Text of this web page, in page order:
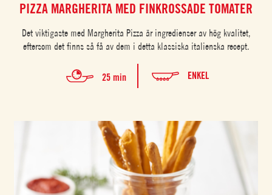
PIZZA MARGHERITA MED FINKROSSADE TOMATER
Det viktigaste med Margherita Pizza är ingredienser av hög kvalitet,
eftersom det finns så få av dem i detta klassiska italienska recept.
25 min ENKEL